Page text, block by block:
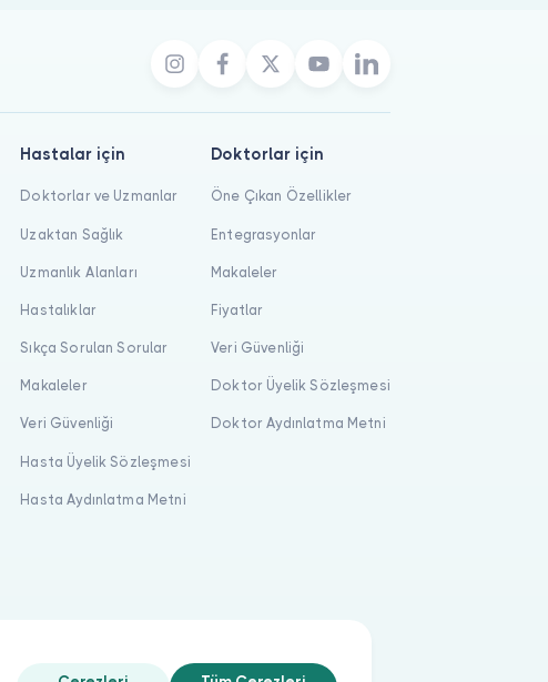
Hastalar için
Doktorlar ve Uzmanlar
Uzaktan Sağlık
Uzmanlık Alanları
Hastalıklar
Sıkça Sorulan Sorular
Makaleler
Veri Güvenliği
Hasta Üyelik Sözleşmesi
Hasta Aydınlatma Metni
Doktorlar için
Öne Çıkan Özellikler
Entegrasyonlar
Makaleler
Fiyatlar
Veri Güvenliği
Doktor Üyelik Sözleşmesi
Doktor Aydınlatma Metni